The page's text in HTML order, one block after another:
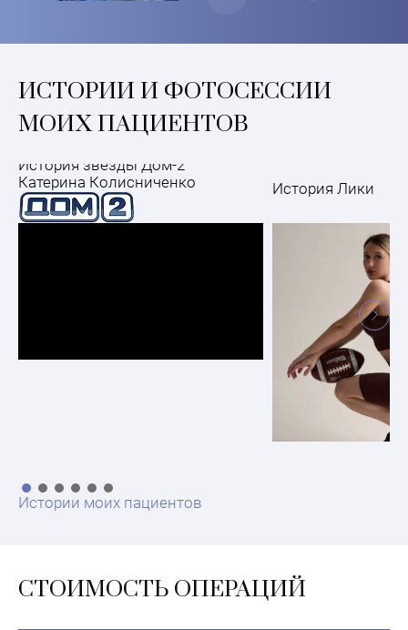
ИСТОРИИ И ФОТОСЕССИИ
МОИХ ПАЦИЕНТОВ
История звезды Дом-2
Катерина Колисниченко
История Лики
Истории моих пациентов
СТОИМОСТЬ ОПЕРАЦИЙ